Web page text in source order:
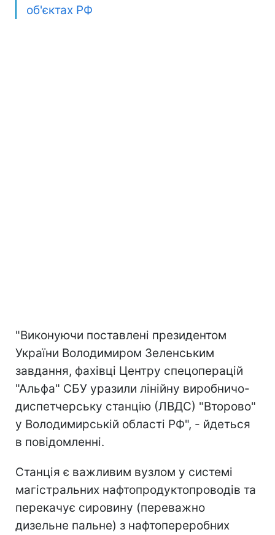
об'єктах РФ
"Виконуючи поставлені президентом
України Володимиром Зеленським
завдання, фахівці Центру спецоперацій
"Альфа" СБУ уразили лінійну виробничо-
диспетчерську станцію (ЛВДС) "Второво"
у Володимирській області РФ", - йдеться
в повідомленні.
Станція є важливим вузлом у системі
магістральних нафтопродуктопроводів та
перекачує сировину (переважно
дизельне пальне) з нафтопереробних